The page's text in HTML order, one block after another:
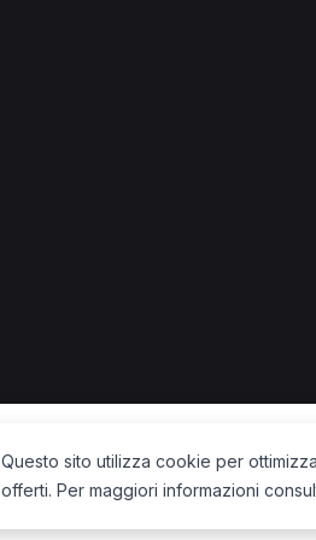
Questo sito utilizza cookie per
offerti. Per maggiori informazioni